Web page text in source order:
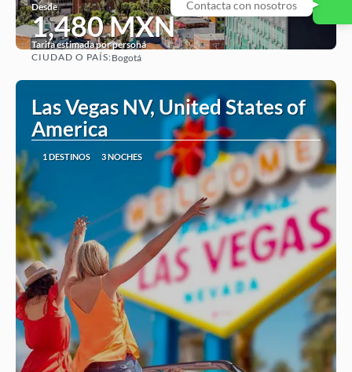
Desde
1,480 MXN
Tarifa estimada por persona
CIUDAD O PAÍS:Bogotá
Las Vegas NV, United States of
America
1 DESTINOS 3 NOCHES